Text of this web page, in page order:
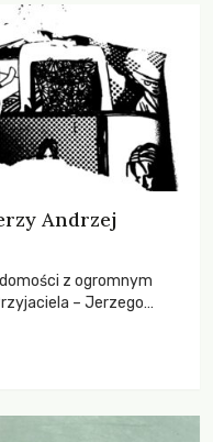
Andrzej
z ogromnym
– Jerzego